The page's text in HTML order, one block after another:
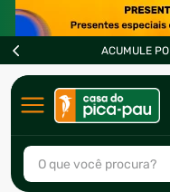
ACUMULE
O que você procura?